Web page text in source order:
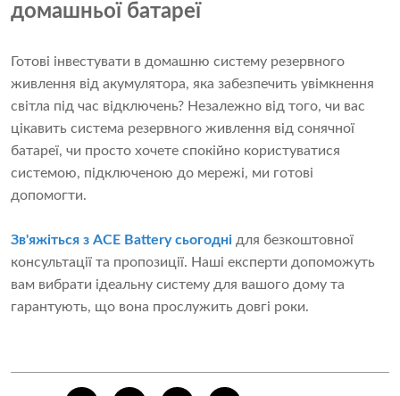
домашньої батареї
Готові інвестувати в домашню систему резервного
живлення від акумулятора, яка забезпечить увімкнення
світла під час відключень? Незалежно від того, чи вас
цікавить система резервного живлення від сонячної
батареї, чи просто хочете спокійно користуватися
системою, підключеною до мережі, ми готові
допомогти.
Зв'яжіться з ACE Battery сьогодні для безкоштовної
консультації та пропозиції. Наші експерти допоможуть
вам вибрати ідеальну систему для вашого дому та
гарантують, що вона прослужить довгі роки.